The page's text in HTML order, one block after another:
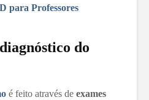
para Professores
do
é feito através de exames